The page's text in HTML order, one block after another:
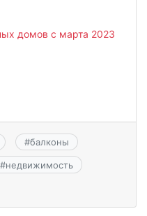
домов с марта 2023
#балконы
#недвижимость